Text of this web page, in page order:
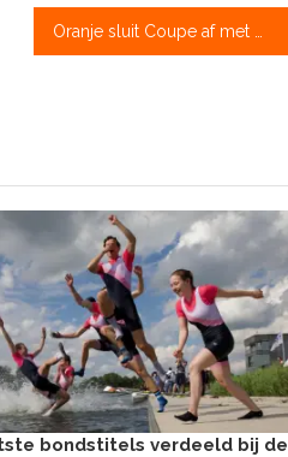
bondstitels verdeeld bij de